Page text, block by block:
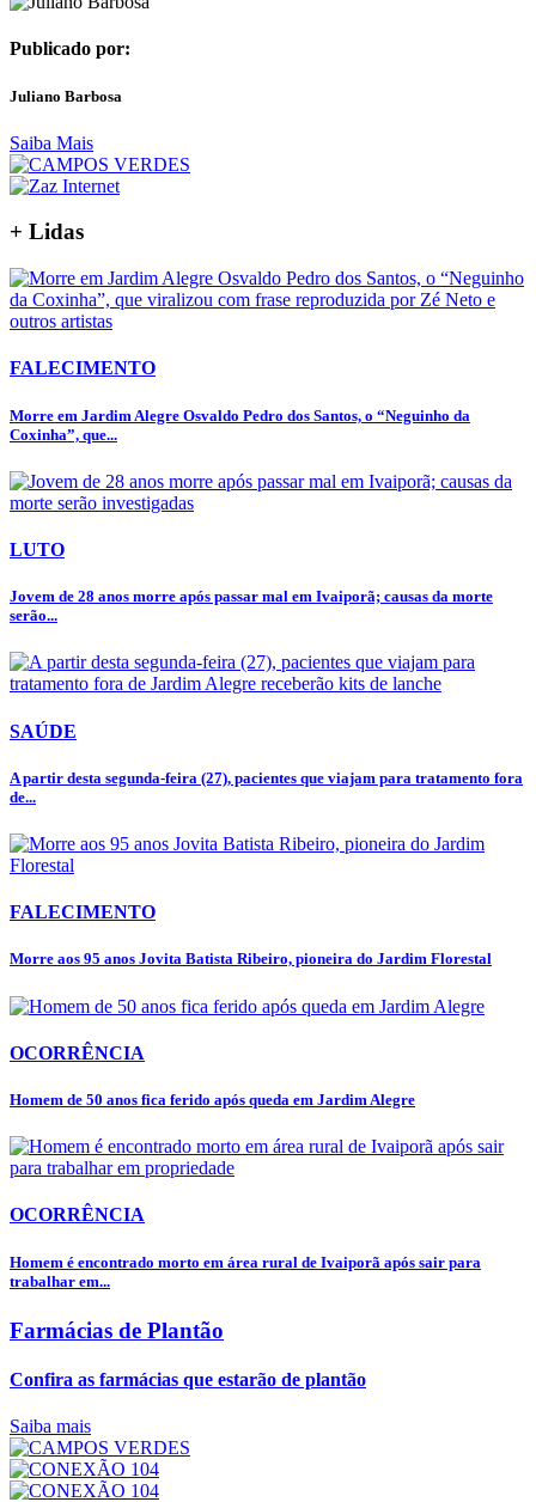
Publicado por:
Juliano Barbosa
Saiba Mais
+ Lidas
FALECIMENTO
Morre em Jardim Alegre Osvaldo Pedro dos Santos, o “Neguinho da
Coxinha”, que...
LUTO
Jovem de 28 anos morre após passar mal em Ivaiporã; causas da morte
serão...
SAÚDE
A partir desta segunda-feira (27), pacientes que viajam para tratamento fora
de...
FALECIMENTO
Morre aos 95 anos Jovita Batista Ribeiro, pioneira do Jardim Florestal
OCORRÊNCIA
Homem de 50 anos fica ferido após queda em Jardim Alegre
OCORRÊNCIA
Homem é encontrado morto em área rural de Ivaiporã após sair para
trabalhar em...
Farmácias de Plantão
Confira as farmácias que estarão de plantão
Saiba mais